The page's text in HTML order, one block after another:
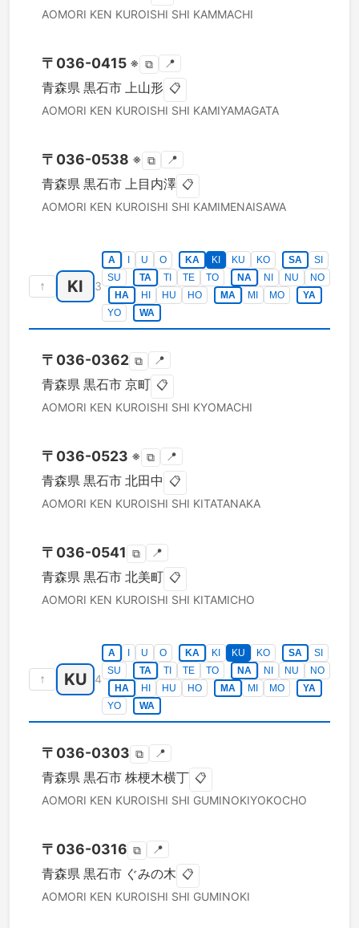
AOMORI KEN KUROISHI SHI KAMMACHI
〒 036-0415 ※ ⧉ 📍
青森県 黒石市 上山形 📋
AOMORI KEN KUROISHI SHI KAMIYAMAGATA
〒 036-0538 ※ ⧉ 📍
青森県 黒石市 上目内澤 📋
AOMORI KEN KUROISHI SHI KAMIMENAISAWA
↑ KI 3
A U O KA KI KU KO SA
SI
SU
TA TI TE TO NA NI NU
NO
HA
HI HU HO MA MI MO
YA
YO
WA
〒 036-0362 ⧉ 📍
青森県 黒石市 京町 📋
AOMORI KEN KUROISHI SHI KYOMACHI
〒 036-0523 ※ ⧉ 📍
青森県 黒石市 北田中 📋
AOMORI KEN KUROISHI SHI KITATANAKA
〒 036-0541 ⧉ 📍
青森県 黒石市 北美町 📋
AOMORI KEN KUROISHI SHI KITAMICHO
↑ KU 4
A U O KA KI KU KO SA
SI
SU
TA TI TE TO NA NI NU
NO
HA
HI HU HO MA MI MO
YA
YO
WA
〒 036-0303 ⧉ 📍
青森県 黒石市 株梗木横丁 📋
AOMORI KEN KUROISHI SHI GUMINOKIYOKOCHO
〒 036-0316 ⧉ 📍
青森県 黒石市 ぐみの木 📋
AOMORI KEN KUROISHI SHI GUMINOKI